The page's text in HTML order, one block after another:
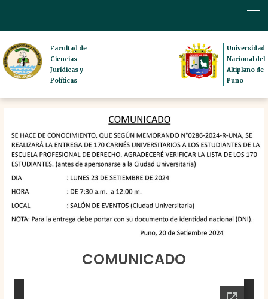
Facultad de
Ciencias
Jurídicas y
Políticas
Universidad
Nacional del
Altiplano de
Puno
COMUNICADO